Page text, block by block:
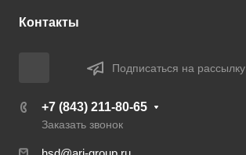
Контакты
Подписаться на рассылку
+7 (843) 211-80-65
Заказать звонок